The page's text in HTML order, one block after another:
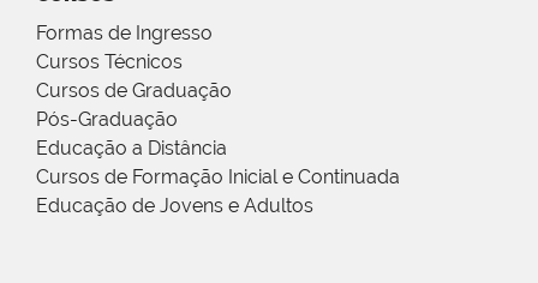
Formas de Ingresso
Cursos Técnicos
Cursos de Graduação
Pós-Graduação
Educação a Distância
Cursos de Formação Inicial e Continuada
Educação de Jovens e Adultos